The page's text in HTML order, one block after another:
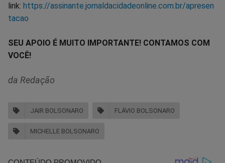
link: https://assinante.jornaldacidadeonline.com.br/apresen
tacao
SEU APOIO É MUITO IMPORTANTE! CONTAMOS COM
VOCÊ!
da Redação
JAIR BOLSONARO FLÁVIO BOLSONARO
MICHELLE BOLSONARO